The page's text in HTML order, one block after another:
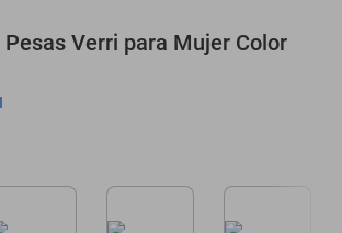
Verri para Mujer Color